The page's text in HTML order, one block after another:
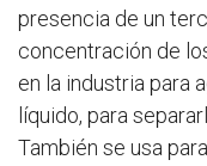
presencia de un
concentración de
en la industria para
líquido, para
También se usa